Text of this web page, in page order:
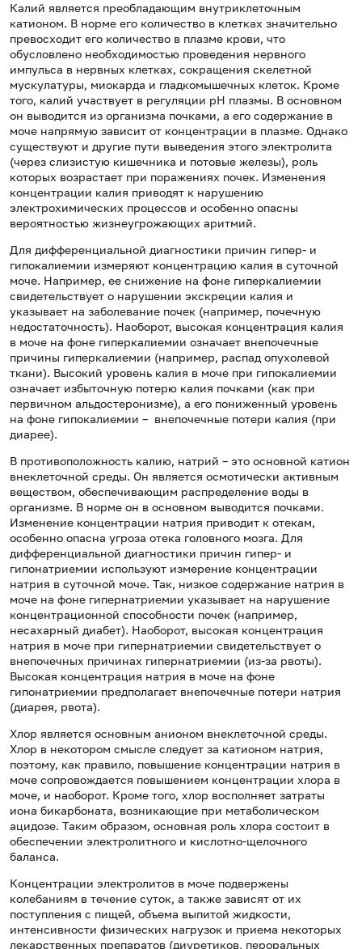
Калий является преобладающим внутриклеточным
катионом. В норме его количество в клетках значительно
превосходит его количество в плазме крови, что
обусловлено необходимостью проведения нервного
импульса в нервных клетках, сокращения скелетной
мускулатуры, миокарда и гладкомышечных клеток. Кроме
того, калий участвует в регуляции pH плазмы. В основном
он выводится из организма почками, а его содержание в
моче напрямую зависит от концентрации в плазме. Однако
существуют и другие пути выведения этого электролита
(через слизистую кишечника и потовые железы), роль
которых возрастает при поражениях почек. Изменения
концентрации калия приводят к нарушению
электрохимических процессов и особенно опасны
вероятностью жизнеугрожающих аритмий.
Для дифференциальной диагностики причин гипер- и
гипокалиемии измеряют концентрацию калия в суточной
моче. Например, ее снижение на фоне гиперкалиемии
свидетельствует о нарушении экскреции калия и
указывает на заболевание почек (например, почечную
недостаточность). Наоборот, высокая концентрация калия
в моче на фоне гиперкалиемии означает внепочечные
причины гиперкалиемии (например, распад опухолевой
ткани). Высокий уровень калия в моче при гипокалиемии
означает избыточную потерю калия почками (как при
первичном альдостеронизме), а его пониженный уровень
на фоне гипокалиемии – внепочечные потери калия (при
диарее).
В противоположность калию, натрий – это основной катион
внеклеточной среды. Он является осмотически активным
веществом, обеспечивающим распределение воды в
организме. В норме он в основном выводится почками.
Изменение концентрации натрия приводит к отекам,
особенно опасна угроза отека головного мозга. Для
дифференциальной диагностики причин гипер- и
гипонатриемии используют измерение концентрации
натрия в суточной моче. Так, низкое содержание натрия в
моче на фоне гипернатриемии указывает на нарушение
концентрационной способности почек (например,
несахарный диабет). Наоборот, высокая концентрация
натрия в моче при гипернатриемии свидетельствует о
внепочечных причинах гипернатриемии (из-за рвоты).
Высокая концентрация натрия в моче на фоне
гипонатриемии предполагает внепочечные потери натрия
(диарея, рвота).
Хлор является основным анионом внеклеточной среды.
Хлор в некотором смысле следует за катионом натрия,
поэтому, как правило, повышение концентрации натрия в
моче сопровождается повышением концентрации хлора в
моче, и наоборот. Кроме того, хлор восполняет затраты
иона бикарбоната, возникающие при метаболическом
ацидозе. Таким образом, основная роль хлора состоит в
обеспечении электролитного и кислотно-щелочного
баланса.
Концентрации электролитов в моче подвержены
колебаниям в течение суток, а также зависят от их
поступления с пищей, объема выпитой жидкости,
интенсивности физических нагрузок и приема некоторых
лекарственных препаратов (диуретиков, пероральных